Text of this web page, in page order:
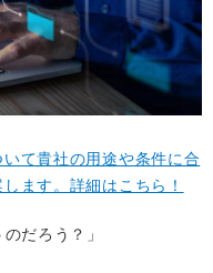
て貴社の用途や条件に合
ます。詳細はこちら！
だろう？」